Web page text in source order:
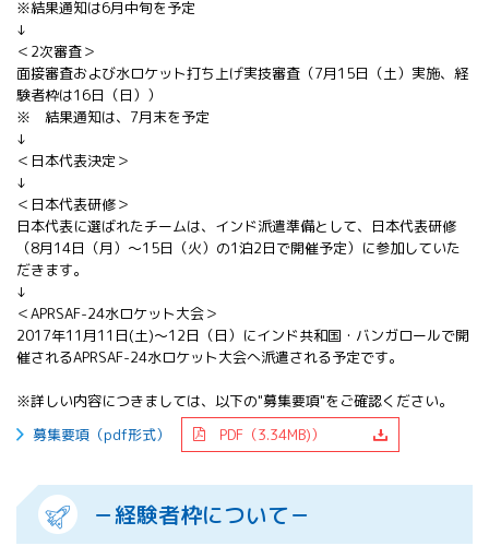
※結果通知は6月中旬を予定
↓
＜2次審査＞
面接審査および水ロケット打ち上げ実技審査（7月15日（土）実施、経
験者枠は16日（日））
※ 結果通知は、7月末を予定
↓
＜日本代表決定＞
↓
＜日本代表研修＞
日本代表に選ばれたチームは、インド派遣準備として、日本代表研修
（8月14日（月）～15日（火）の1泊2日で開催予定）に参加していた
だきます。
↓
＜APRSAF-24水ロケット大会＞
2017年11月11日(土)～12日（日）にインド共和国・バンガロールで開
催されるAPRSAF-24水ロケット大会へ派遣される予定です。
※詳しい内容につきましては、以下の"募集要項"をご確認ください。
募集要項（pdf形式）
PDF（3.34MB)）
－経験者枠について－